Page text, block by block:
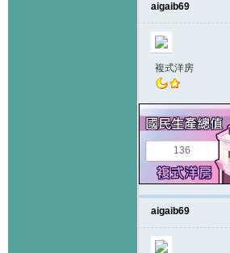
aigaib69
複式洋房
136
aigaib69